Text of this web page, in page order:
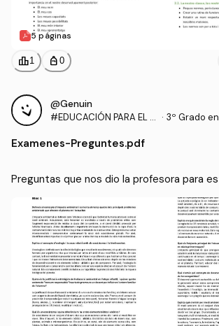
5 páginas
leaderboard1 personal_bag 0
@Genuin
#EDUCACIÓN PARA EL D
SOCIAL Y MEDIO AMBIEN
· 3º Grado
Examenes-Preguntes.pdf
Preguntas que nos dio la profesora para